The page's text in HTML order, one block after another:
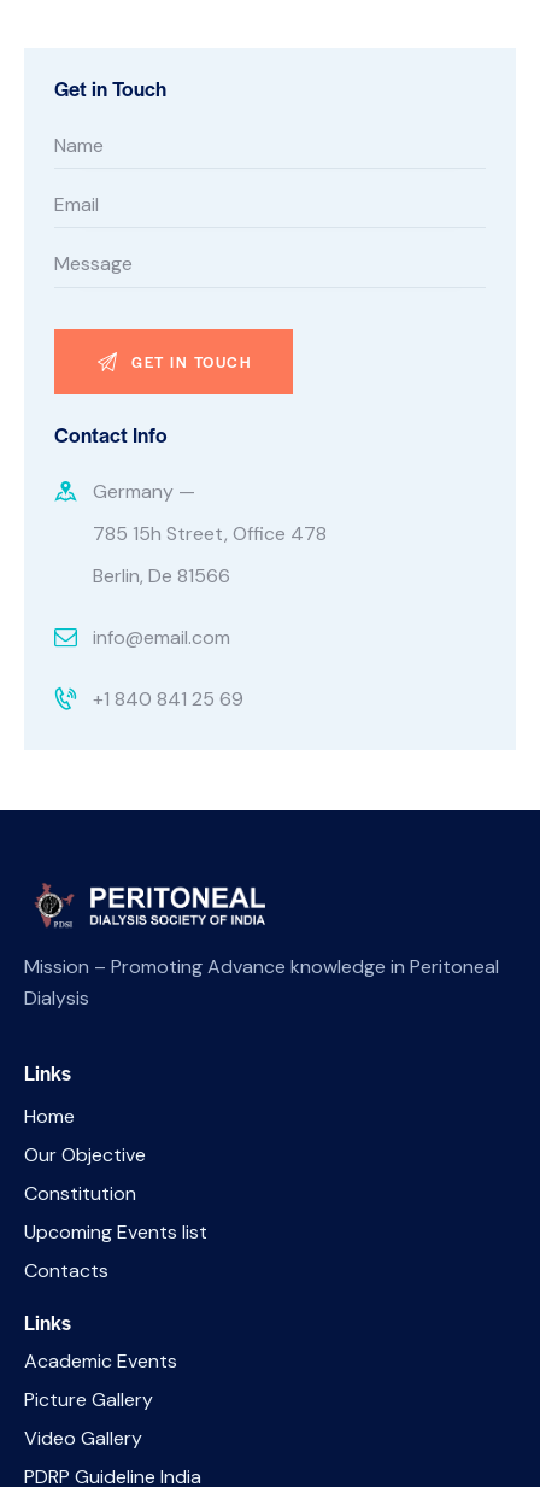
Get in Touch
Contact Info
Germany —
785 15h Street, Office 478
Berlin, De 81566
info@email.com
+1 840 841 25 69
Mission – Promoting Advance knowledge in Peritoneal
Dialysis
Links
Home
Our Objective
Constitution
Upcoming Events list
Contacts
Links
Academic Events
Picture Gallery
Video Gallery
PDRP Guideline India